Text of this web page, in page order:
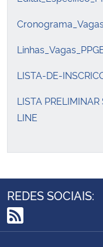
LISTA-DE-
LISTA
LINE
REDES SOCIAIS:
RSS